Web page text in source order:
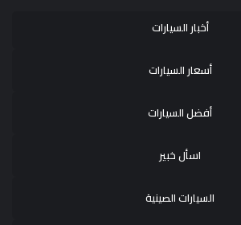
أخبار السيارات
أسعار السيارات
أفضل السيارات
اسأل خبير
السيارات الصينية